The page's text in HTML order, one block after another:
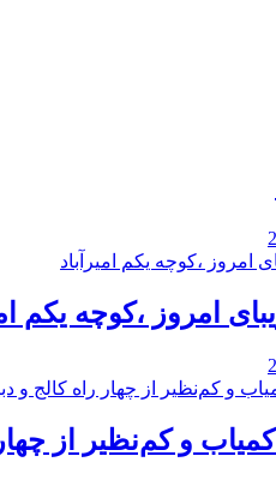
امروز ،کوچه یکم
و کم‌نظیر از چهار